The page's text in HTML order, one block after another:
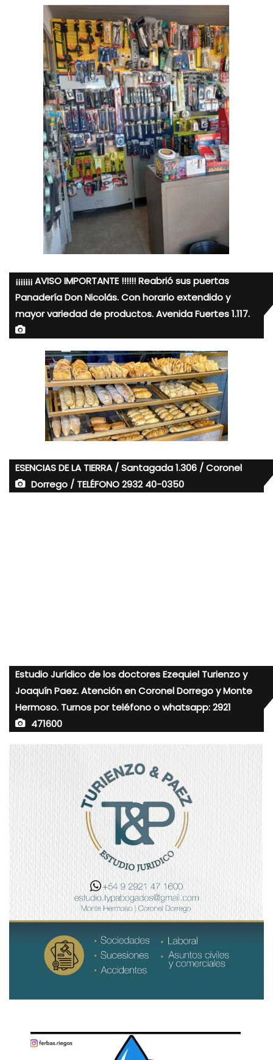
¡¡¡¡¡¡¡ AVISO IMPORTANTE !!!!!! Reabrió sus puertas
Panadería Don Nicolás. Con horario extendido y
mayor variedad de productos. Avenida Fuertes 1.117.
ESENCIAS DE LA TIERRA / Santagada 1.306 / Coronel
Dorrego / TELÉFONO 2932 40-0350
Estudio Jurídico de los doctores Ezequiel Turienzo y
Joaquín Paez. Atención en Coronel Dorrego y Monte
Hermoso. Turnos por teléfono o whatsapp: 2921
471600